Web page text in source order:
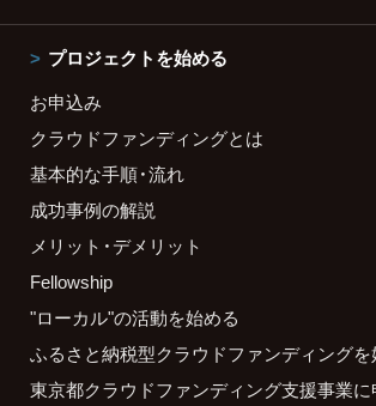
プロジェクトを始める
お申込み
クラウドファンディングとは
基本的な手順・流れ
成功事例の解説
メリット・デメリット
Fellowship
"ローカル"の活動を始める
ふるさと納税型クラウドファンディングを
東京都クラウドファンディング支援事業